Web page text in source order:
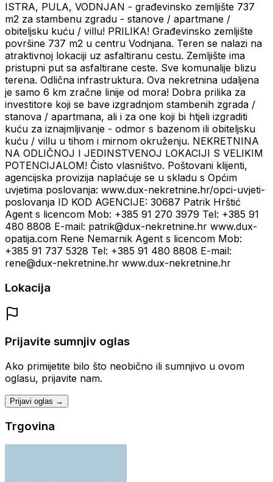
ISTRA, PULA, VODNJAN - građevinsko zemljište 737
m2 za stambenu zgradu - stanove / apartmane /
obiteljsku kuću / villu! PRILIKA! Građevinsko zemljište
površine 737 m2 u centru Vodnjana. Teren se nalazi na
atraktivnoj lokaciji uz asfaltiranu cestu. Zemljište ima
pristupni put sa asfaltirane ceste. Sve komunalije blizu
terena. Odlična infrastruktura. Ova nekretnina udaljena
je samo 6 km zračne linije od mora! Dobra prilika za
investitore koji se bave izgradnjom stambenih zgrada /
stanova / apartmana, ali i za one koji bi htjeli izgraditi
kuću za iznajmljivanje - odmor s bazenom ili obiteljsku
kuću / villu u tihom i mirnom okruženju. NEKRETNINA
NA ODLIČNOJ I JEDINSTVENOJ LOKACIJI S VELIKIM
POTENCIJALOM! Čisto vlasništvo. Poštovani klijenti,
agencijska provizija naplaćuje se u skladu s Općim
uvjetima poslovanja: www.dux-nekretnine.hr/opci-uvjeti-
poslovanja ID KOD AGENCIJE: 30687 Patrik Hrštić
Agent s licencom Mob: +385 91 270 3979 Tel: +385 91
480 8808 E-mail: patrik@dux-nekretnine.hr www.dux-
opatija.com Rene Nemarnik Agent s licencom Mob:
+385 91 737 5328 Tel: +385 91 480 8808 E-mail:
rene@dux-nekretnine.hr www.dux-nekretnine.hr
Lokacija
Prijavite sumnjiv oglas
Ako primijetite bilo što neobično ili sumnjivo u ovom
oglasu, prijavite nam.
Prijavi oglas →
Trgovina